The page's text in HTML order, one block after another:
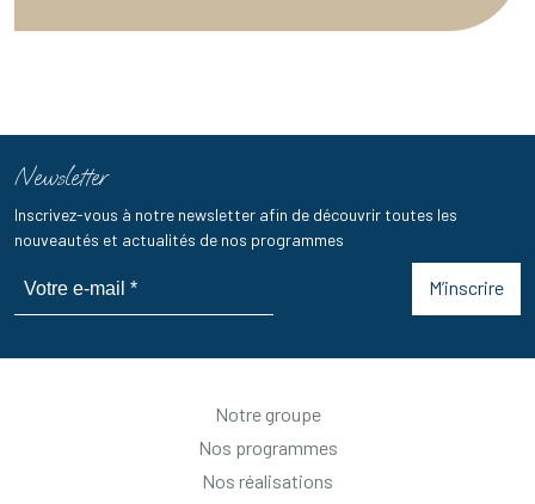
Newsletter
Inscrivez-vous à notre newsletter afin de découvrir toutes les
nouveautés et actualités de nos programmes
M’inscrire
Notre groupe
Nos programmes
Nos réalisations